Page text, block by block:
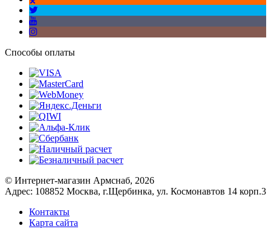
Способы оплаты
© Интернет-магазин Армснаб, 2026
Адрес: 108852 Москва, г.Щербинка, ул. Космонавтов 14 корп.3
Контакты
Карта сайта